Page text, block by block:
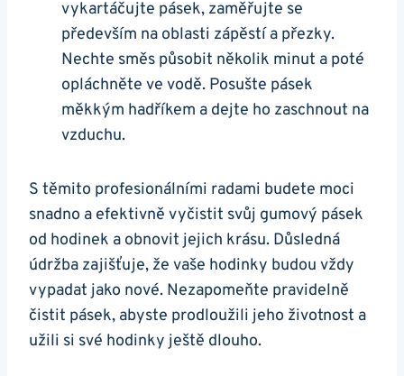
vykartáčujte⁢ pásek, zaměřujte ⁢se
především na oblasti zápěstí a přezky.
Nechte ​směs působit několik minut a poté
opláchněte ve vodě. Posušte pásek
měkkým hadříkem a dejte ho ⁢zaschnout na⁣
vzduchu.
S těmito⁤ profesionálními⁢ radami⁣ budete moci
snadno a‍ efektivně vyčistit svůj gumový pásek
od hodinek a obnovit jejich krásu.‍ Důsledná
údržba zajišťuje, že vaše⁢ hodinky budou vždy
‌vypadat jako nové. Nezapomeňte‌ pravidelně
čistit pásek, abyste prodloužili‌ jeho životnost a
užili si své hodinky ještě dlouho.